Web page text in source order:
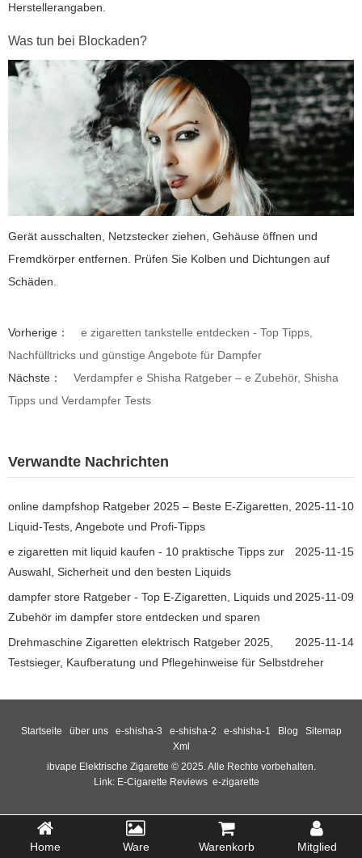
Herstellerangaben.
Was tun bei Blockaden?
Gerät ausschalten, Netzstecker ziehen, Gehäuse öffnen und
Fremdkörper entfernen. Prüfen Sie Kolben und Dichtungen auf
Schäden.
Vorherige：
e zigaretten tankstelle entdecken - Top Tipps,
Nachfülltricks und günstige Angebote für Dampfer
Nächste：
Verdampfer e Shisha Ratgeber – e Zubehör, Shisha
Tipps und Verdampfer Tests
Verwandte Nachrichten
2025-11-10
online dampfshop Ratgeber 2025 – Beste E-Zigaretten,
Liquid-Tests, Angebote und Profi-Tipps
2025-11-15
e zigaretten mit liquid kaufen - 10 praktische Tipps zur
Auswahl, Sicherheit und den besten Liquids
2025-11-09
dampfer store Ratgeber - Top E-Zigaretten, Liquids und
Zubehör im dampfer store entdecken und sparen
2025-11-14
Drehmaschine Zigaretten elektrisch Ratgeber 2025,
Testsieger, Kaufberatung und Pflegehinweise für Selbstdreher
Startseite über uns e-shisha-3 e-shisha-2 e-shisha-1 Blog
Sitemap
Xml
ibvape Elektrische Zigarette © 2025. Alle Rechte vorbehalten.
Link: E-Cigarette Reviews e-zigarette
Home Ware Warenkorb Mitglied